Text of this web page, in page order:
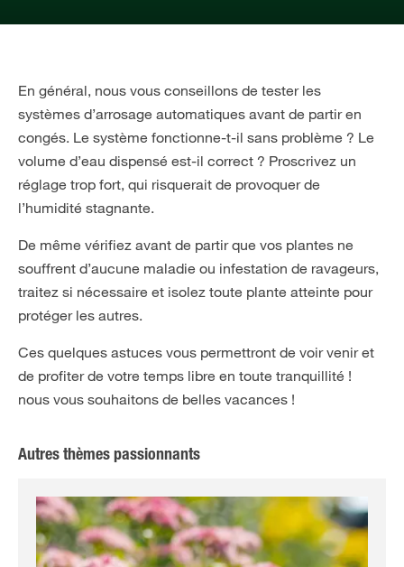
En général, nous vous conseillons de tester les
systèmes d’arrosage automatiques avant de partir en
congés. Le système fonctionne-t-il sans problème ? Le
volume d’eau dispensé est-il correct ? Proscrivez un
réglage trop fort, qui risquerait de provoquer de
l’humidité stagnante.
De même vérifiez avant de partir que vos plantes ne
souffrent d’aucune maladie ou infestation de ravageurs,
traitez si nécessaire et isolez toute plante atteinte pour
protéger les autres.
Ces quelques astuces vous permettront de voir venir et
de profiter de votre temps libre en toute tranquillité !
nous vous souhaitons de belles vacances !
Autres thèmes passionnants